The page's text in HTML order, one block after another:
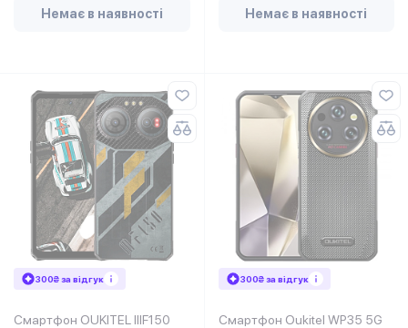
Немає в наявності Немає в наявності
300₴ за відгук
Смартфон OUKITEL IIIF150
300₴ за відгук
Смартфон Oukitel WP35 5G